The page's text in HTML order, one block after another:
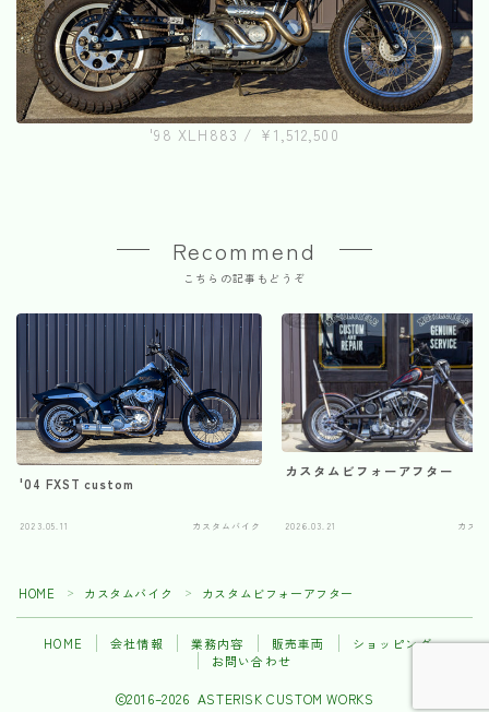
'98 XLH883 / ¥1,512,500
Recommend
こちらの記事もどうぞ
'04 FXST custom
2023.05.11 カスタムバイク
カスタムビフォーアフター
2026.03.21 カス
HOME ＞ カスタムバイク ＞ カスタムビフォーアフター
HOME 会社情報 業務内容 販売車両
ショッピング
お問い合わせ
2016–2026 ASTERISK CUSTOM WORKS